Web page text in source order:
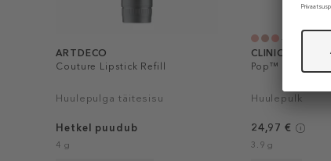
ARTDECO
Couture Lipstick Refill
Huulepulga täitesisu
Hetkel puudub
4 g
CLINIQUE
Pop™ Longwear
Huulepulk
24,97 €
3.9 g